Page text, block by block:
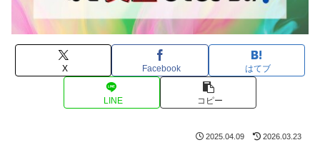
X Facebook はてブ
LINE コピー
2025.04.09 2026.03.23